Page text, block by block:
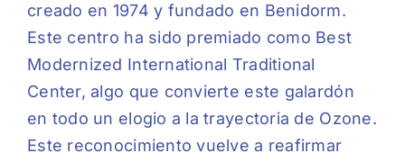
creado en 1974 y fundado en Benidorm.
Este centro ha sido premiado como Best
Modernized International Traditional
Center, algo que convierte este galardón
en todo un elogio a la trayectoria de Ozone.
Este reconocimiento vuelve a reafirmar